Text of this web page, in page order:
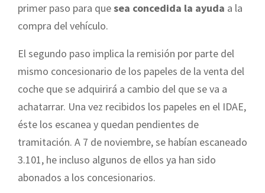
primer paso para quesea concedida la ayuda a la
compra del vehículo.
El segundo paso implica la remisión por parte del
mismo concesionario de los papeles de la venta del
coche que se adquirirá a cambio del que se va a
achatarrar. Una vez recibidos los papeles en el IDAE,
éste los escanea y quedan pendientes de
tramitación. A 7 de noviembre, se habían escaneado
3.101, he incluso algunos de ellos ya han sido
abonados a los concesionarios.